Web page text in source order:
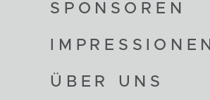
ÜBER UNS
IMPRESSIONEN
SPONSOREN